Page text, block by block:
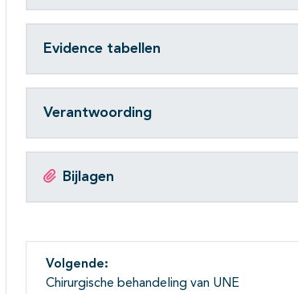
Evidence tabellen
Verantwoording
Bijlagen
Volgende:
Chirurgische behandeling van UNE